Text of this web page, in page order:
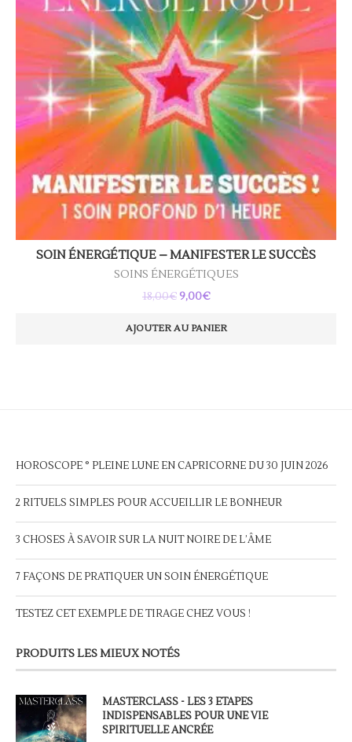
SOIN ÉNERGÉTIQUE – MANIFESTER LE SUCCÈS
SOINS ÉNERGÉTIQUES
18,00€ Le
initial
9,00€Le
actuel
AJOUTER AU PANIER
HOROSCOPE ° PLEINE LUNE EN CAPRICORNE DU 30 JUIN 2026
2 RITUELS SIMPLES POUR ACCUEILLIR LE BONHEUR
3 CHOSES À SAVOIR SUR LA NUIT NOIRE DE L’ÂME
7 FAÇONS DE PRATIQUER UN SOIN ÉNERGÉTIQUE
TESTEZ CET EXEMPLE DE TIRAGE CHEZ VOUS !
PRODUITS LES MIEUX NOTÉS
MASTERCLASS - LES 3 ETAPES
INDISPENSABLES POUR UNE VIE
SPIRITUELLE ANCRÉE